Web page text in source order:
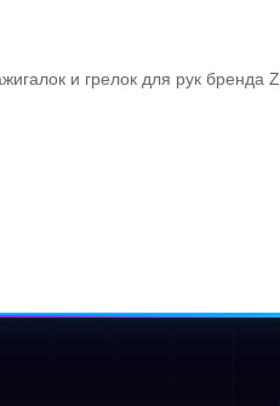
и грелок для рук бренда